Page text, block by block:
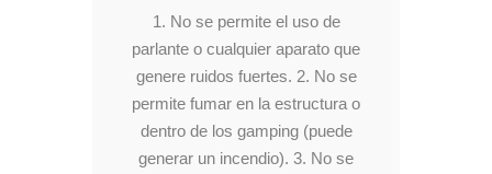
1. No se permite el uso de
parlante o cualquier aparato que
genere ruidos fuertes. 2. No se
permite fumar en la estructura o
dentro de los gamping (puede
generar un incendio). 3. No se